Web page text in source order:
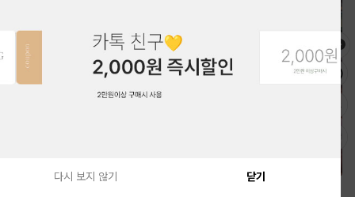
다시 보지 않기 닫기